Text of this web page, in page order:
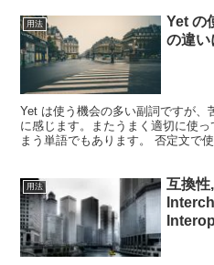
用法
Yet の
の違い
Yet は使う機会の多い副詞ですが、
に感じます。またうまく適切に使
まう単語でもあります。 否定文で
用法
互換